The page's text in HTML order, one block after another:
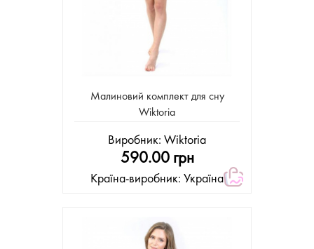
Малиновий комплект для сну
Wiktoria
Виробник: Wiktoria
590.00 грн
Країна-виробник: Україна